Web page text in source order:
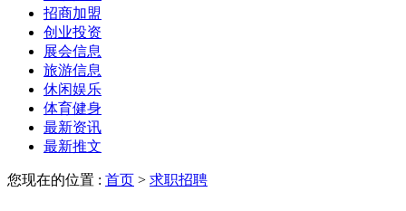
招商加盟
创业投资
展会信息
旅游信息
休闲娱乐
体育健身
最新资讯
最新推文
您现在的位置 : 首页 > 求职招聘